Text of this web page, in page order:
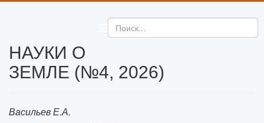
НАУКИ О
ЗЕМЛЕ (№4, 2026)
Васильев Е.А.